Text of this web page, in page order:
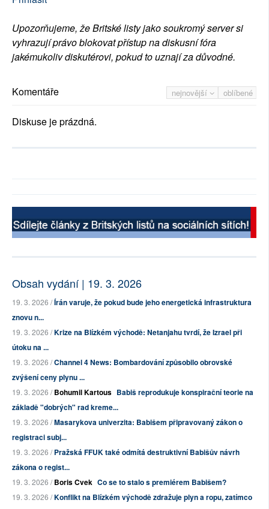
Upozorňujeme, že Britské listy jako soukromý server si
vyhrazují právo blokovat přístup na diskusní fóra
jakémukoliv diskutérovi, pokud to uznají za důvodné.
nejnovější oblíbené
Komentáře
Diskuse je prázdná.
Obsah vydání | 19. 3. 2026
19. 3. 2026 /Írán varuje, že pokud bude jeho energetická infrastruktura
znovu n...
19. 3. 2026 /Krize na Blízkém východě: Netanjahu tvrdí, že Izrael při
útoku na ...
19. 3. 2026 /Channel 4 News: Bombardování způsobilo obrovské
zvýšení ceny plynu ...
19. 3. 2026 /Bohumil Kartous Babiš reprodukuje konspirační teorie na
základě "dobrých" rad kreme...
19. 3. 2026 /Masarykova univerzita: Babišem připravovaný zákon o
registraci subj...
19. 3. 2026 /Pražská FFUK také odmítá destruktivní Babišův návrh
zákona o regist...
19. 3. 2026 /Boris Cvek Co se to stalo s premiérem Babišem?
19. 3. 2026 /Konflikt na Blízkém východě zdražuje plyn a ropu, zatímco